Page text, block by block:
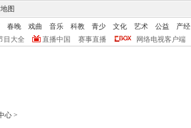
图
春晚 戏曲 音乐 科教 青少 文化 艺术 公益 产经
目大全 直播中国 赛事直播 网络电视客户端
心 >